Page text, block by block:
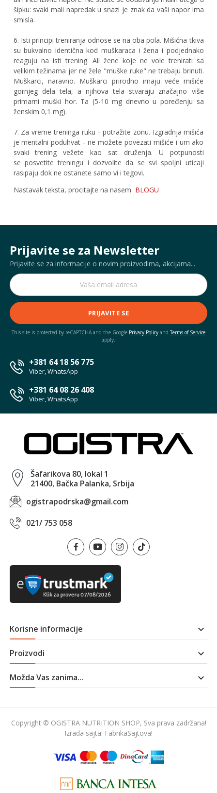
šipku: svaki mali napredak u snazi je znak da vaši napor ima
smisla.
6. Isti principi treniranja odnose se na oba pola. Mišićna tkiva
su bukvalno identična kod muškaraca i žena i podjednako
reaguju na isti trening. Ali žene koje ne vole trenirati sa
velikim težinama jer ne žele "muške ruke" ne trebaju brinuti.
Muškarci, naravno. Muškarci prirodno imaju veće mišiće
gornjeg dela tela, a njihova tela stvaraju značajno više
primarni muški hor. Ta (5-10 mg dnevno u poređenju sa
ženskim 0,1 mg).
7. Za vreme treninga ruku - potražite zonu. Izgradnja mišića
je mentalni poduhvat - ne možete povezati mišiće i um ako
svaki trening vežete kao sat druženja. U potpunosti
se posvetite treningu i dozvolite da se svi spoljni uticaji
rasipaju dok ne ostanete samo vi i tegovi.
Nastavak teksta, procitajte na nasem BLOGU
Prijavite se za Newsletter
Prijavite se za informacije o novim proizvodima, akcijama...
PRIJAVITE SE
This site is protected by reCAPTCHA and the Google Privacy Policy andTerms of Service
apply.
+381 64 18 56 775
Viber, WhatsApp
+381 64 08 26 408
Viber, WhatsApp
Šafarikova 80, lokal 1
21400, Bačka Palanka, Srbija
ogistrapodrska@gmail.com
021/ 753 058
Korisne informacije 
Proizvodi 
Možda Vas zanima... 
Copyright © OGISTRA NUTRITION SHOP, Sva prava zadržana!
Izrada sajta: FabrikaSajtova!